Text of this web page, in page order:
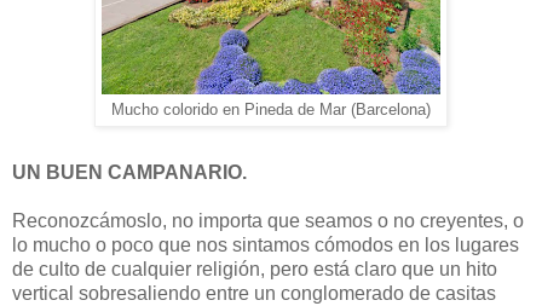
Mucho colorido en Pineda de Mar (Barcelona)
UN BUEN CAMPANARIO.
Reconozcámoslo, no importa que seamos o no creyentes, o
lo mucho o poco que nos sintamos cómodos en los lugares
de culto de cualquier religión, pero está claro que un hito
vertical sobresaliendo entre un conglomerado de casitas